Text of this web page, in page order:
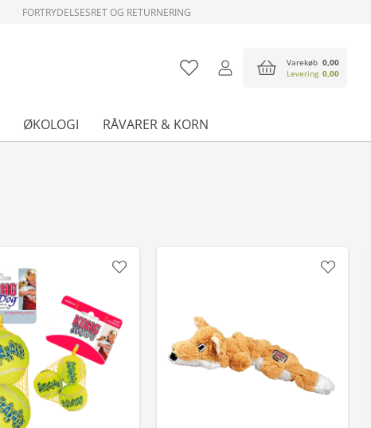
FORTRYDELSESRET OG RETURNERING
Varekøb 0,00
Levering 0,00
ØKOLOGI RÅVARER & KORN